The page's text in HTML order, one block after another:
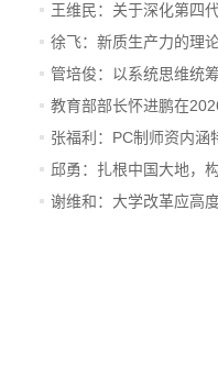
王维民：关于深化第四
进...
徐飞：新质生产力的理
战...
管培俊：以系统思维统
展
教育部部长怀进鹏在
上...
张福利：PC制师资内涵
价值
邱勇：扎根中国大地，
系
谢维和：大学改革应高